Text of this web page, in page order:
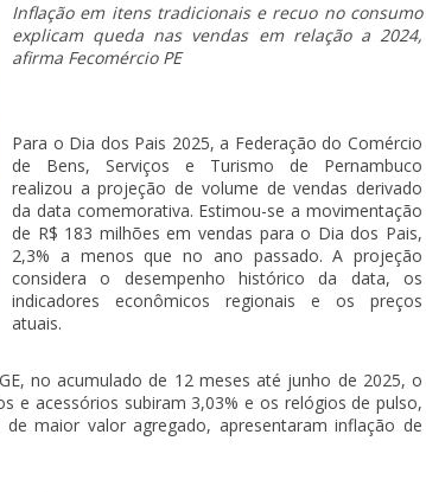
Inflação em itens tradicionais e recuo no consumo
explicam queda nas vendas em relação a 2024,
afirma Fecomércio PE
Para o Dia dos Pais 2025, a Federação do Comércio
de Bens, Serviços e Turismo de Pernambuco
realizou a projeção de volume de vendas derivado
da data comemorativa. Estimou-se a movimentação
de R$ 183 milhões em vendas para o Dia dos Pais,
2,3% a menos que no ano passado. A projeção
considera o desempenho histórico da data, os
indicadores econômicos regionais e os preços
atuais.
no acumulado de 12 meses até junho de 2025, o
e acessórios subiram 3,03% e os relógios de pulso,
maior valor agregado, apresentaram inflação de